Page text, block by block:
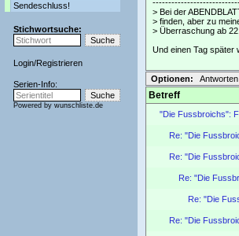
Sendeschluss!
Stichwortsuche:
Login/Registrieren
Serien-Info:
Powered by wunschliste.de
> Bei der
> finden, aber zu
> Überraschung ab
Und einen Tag später
Optionen: Antworten
Betreff
"Die Fussbroichs":
Re: "Die
Re: "Die
Re: "Die
Re: "Die
Re: "Die